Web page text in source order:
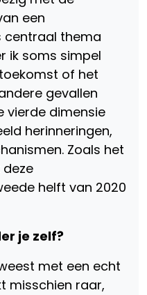
een
centraal thema
ik soms simpel
of het
gevallen
vierde dimensie
herinneringen,
Zoals het
helft van 2020
je zelf?
met een echt
misschien raar,